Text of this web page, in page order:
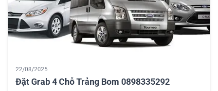
22/08/2025
Đặt Grab 4 Chỗ Trảng Bom 0898335292